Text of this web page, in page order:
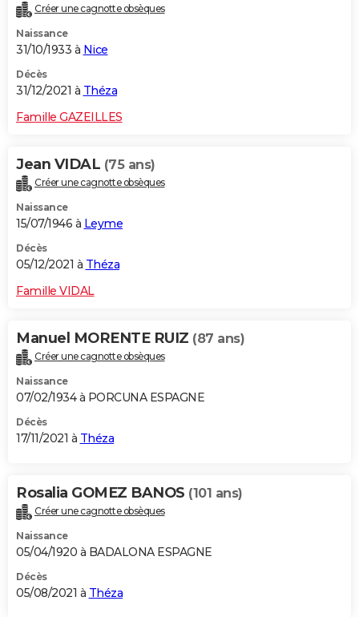
Créer une cagnotte obsèques
Naissance
31/10/1933 à Nice
Décès
31/12/2021 à Théza
Famille GAZEILLES
Jean VIDAL (75 ans)
Créer une cagnotte obsèques
Naissance
15/07/1946 à Leyme
Décès
05/12/2021 à Théza
Famille VIDAL
Manuel MORENTE RUIZ (87 ans)
Créer une cagnotte obsèques
Naissance
07/02/1934 à PORCUNA ESPAGNE
Décès
17/11/2021 à Théza
Rosalia GOMEZ BANOS (101 ans)
Créer une cagnotte obsèques
Naissance
05/04/1920 à BADALONA ESPAGNE
Décès
05/08/2021 à Théza